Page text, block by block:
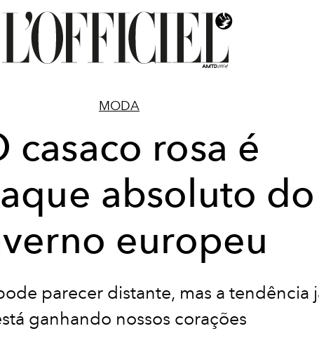
MODA
casaco rosa é
absoluto do
europeu
parecer distante, mas a tendência
ganhando nossos corações